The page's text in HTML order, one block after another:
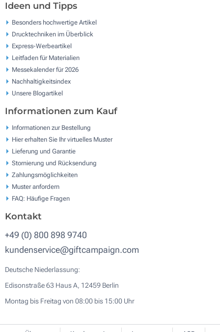
Ideen und Tipps
Besonders hochwertige Artikel
Drucktechniken im Überblick
Express-Werbeartikel
Leitfaden für Materialien
Messekalender für 2026
Nachhaltigkeitsindex
Unsere Blogartikel
Informationen zum Kauf
Informationen zur Bestellung
Hier erhalten Sie Ihr virtuelles Muster
Lieferung und Garantie
Stornierung und Rücksendung
Zahlungsmöglichkeiten
Muster anfordern
FAQ: Häufige Fragen
Kontakt
+49 (0) 800 898 9740
kundenservice@giftcampaign.com
Deutsche Niederlassung:
Edisonstraße 63 Haus A, 12459 Berlin
Montag bis Freitag von 08:00 bis 15:00 Uhr